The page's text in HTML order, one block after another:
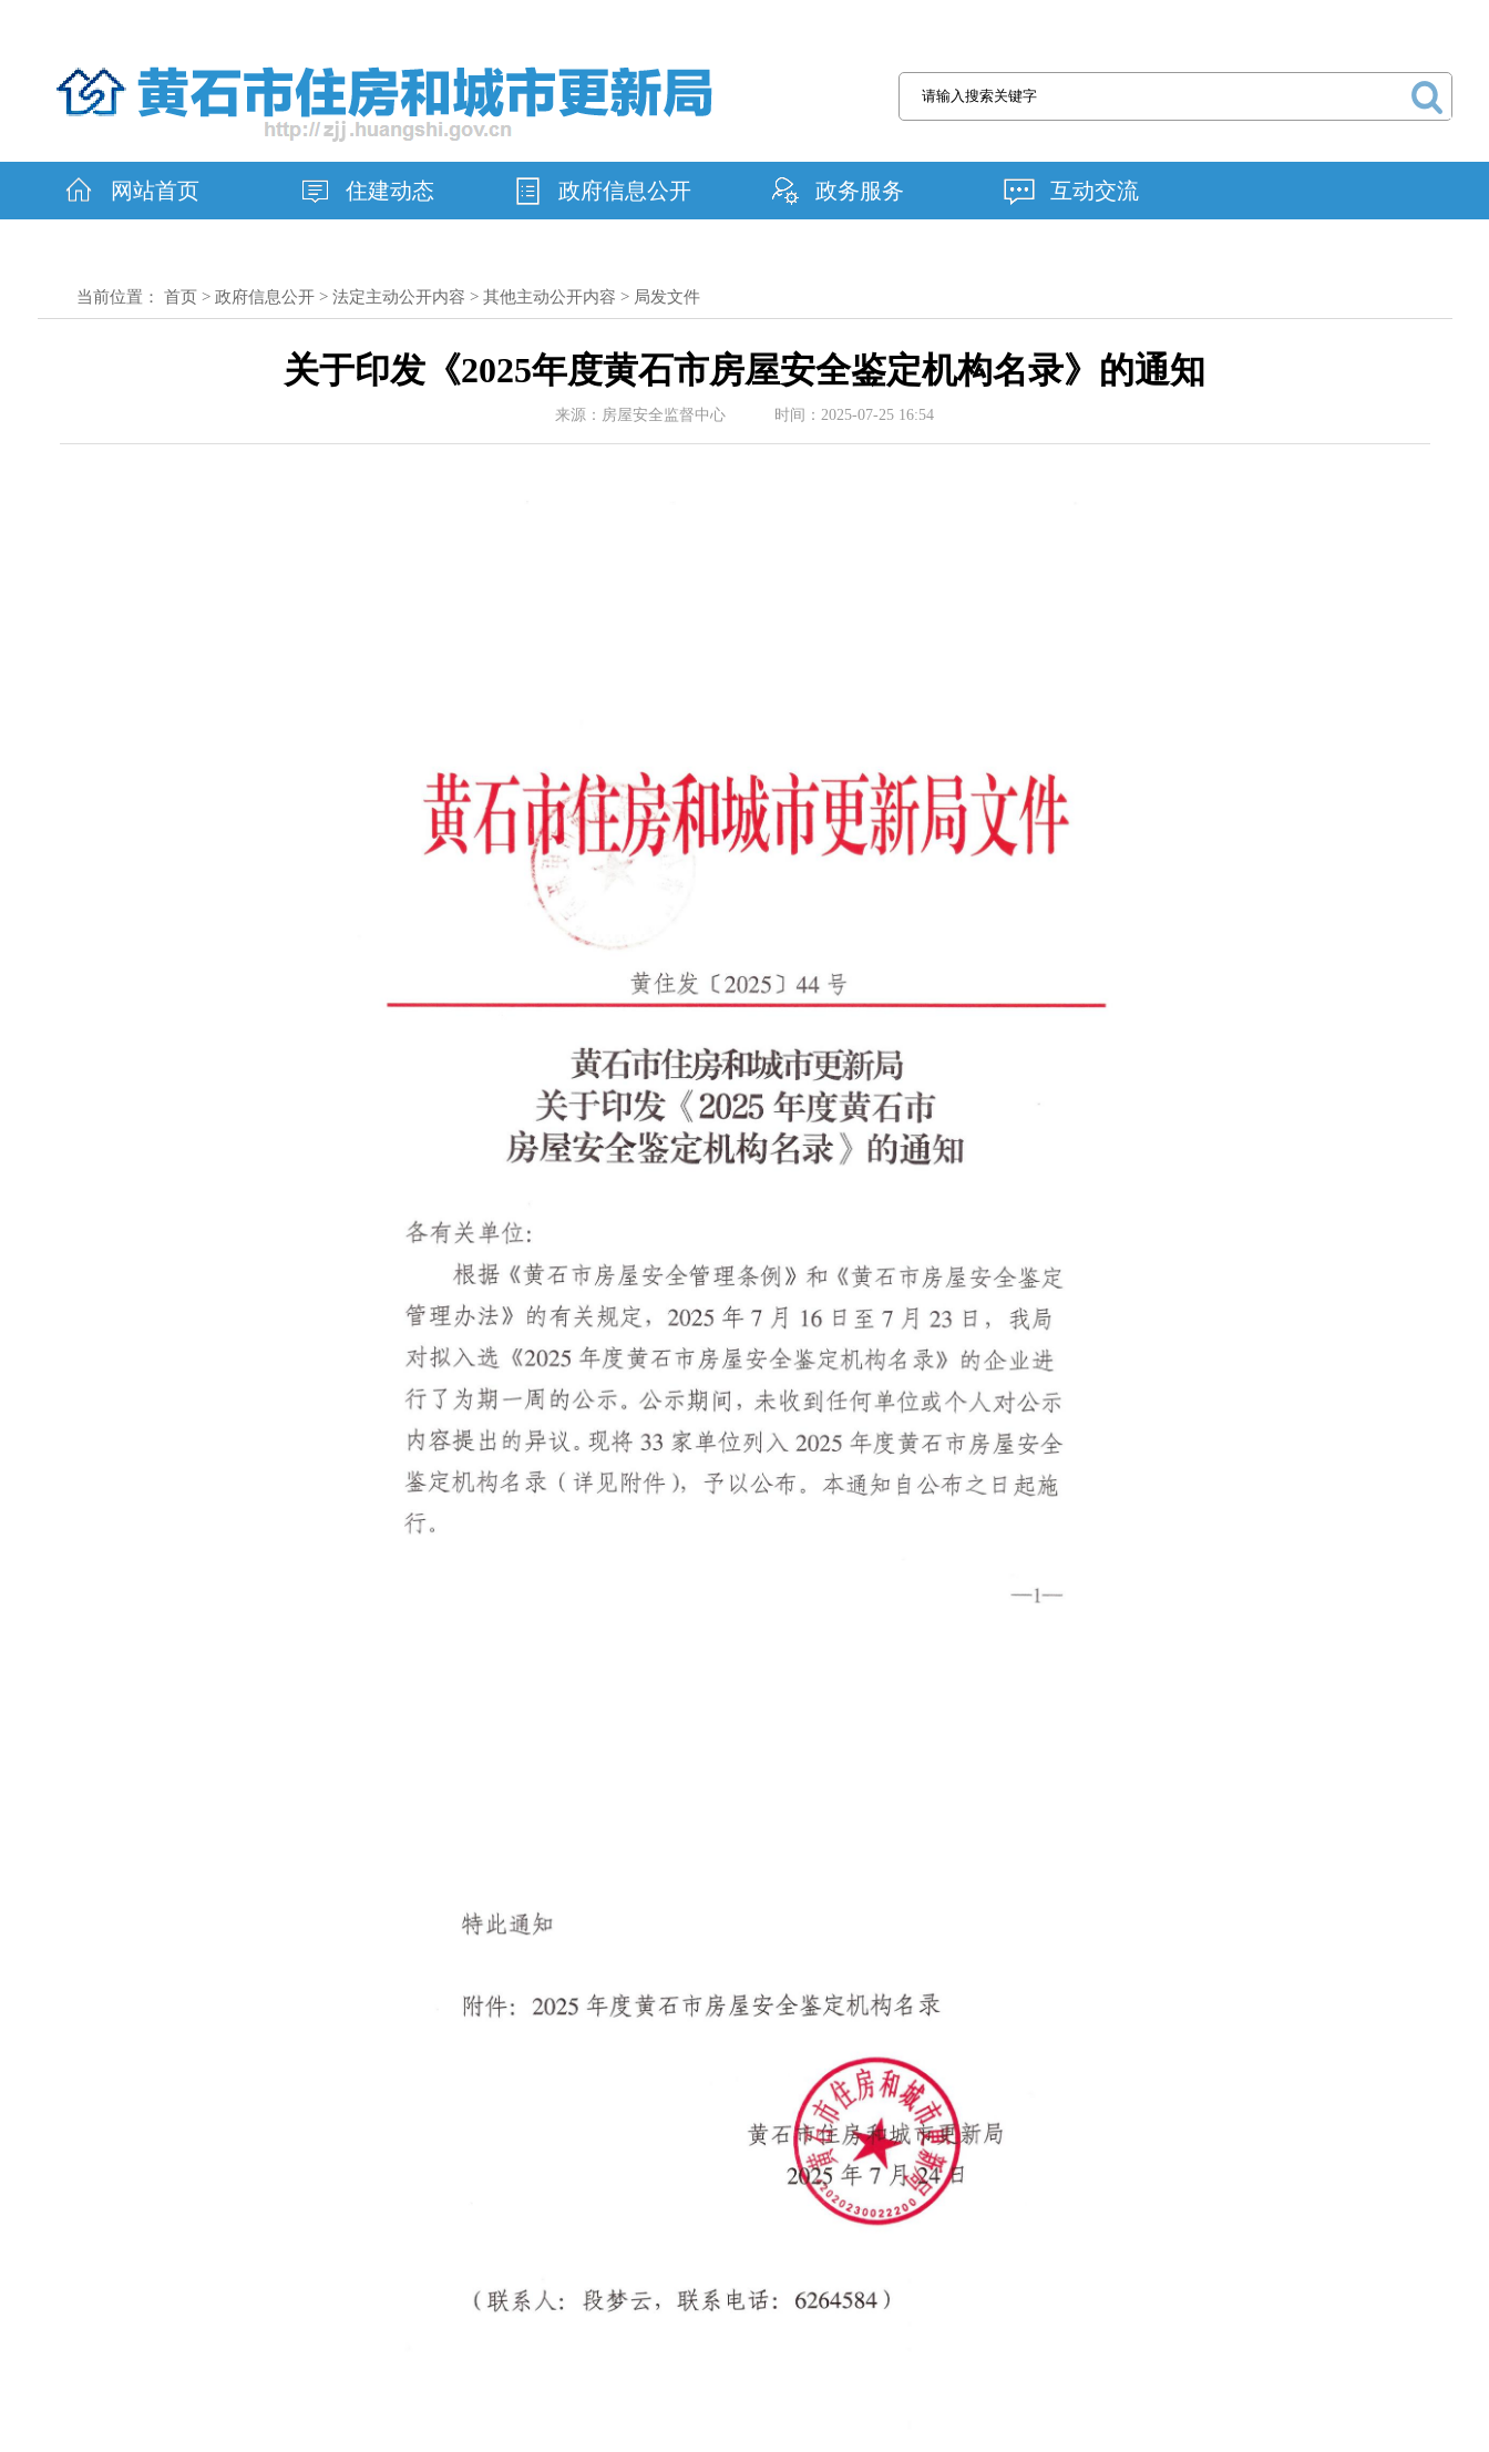
网站首页 住建动态 政府信息公开 政务服务 互动交流
当前位置： 首页> 政府信息公开> 法定主动公开内容 > 其他主动公开内容 > 局发文件
关于印发《2025年度黄石市房屋安全鉴定机构名录》的通知
来源：房屋安全监督中心 时间：2025-07-25 16:54